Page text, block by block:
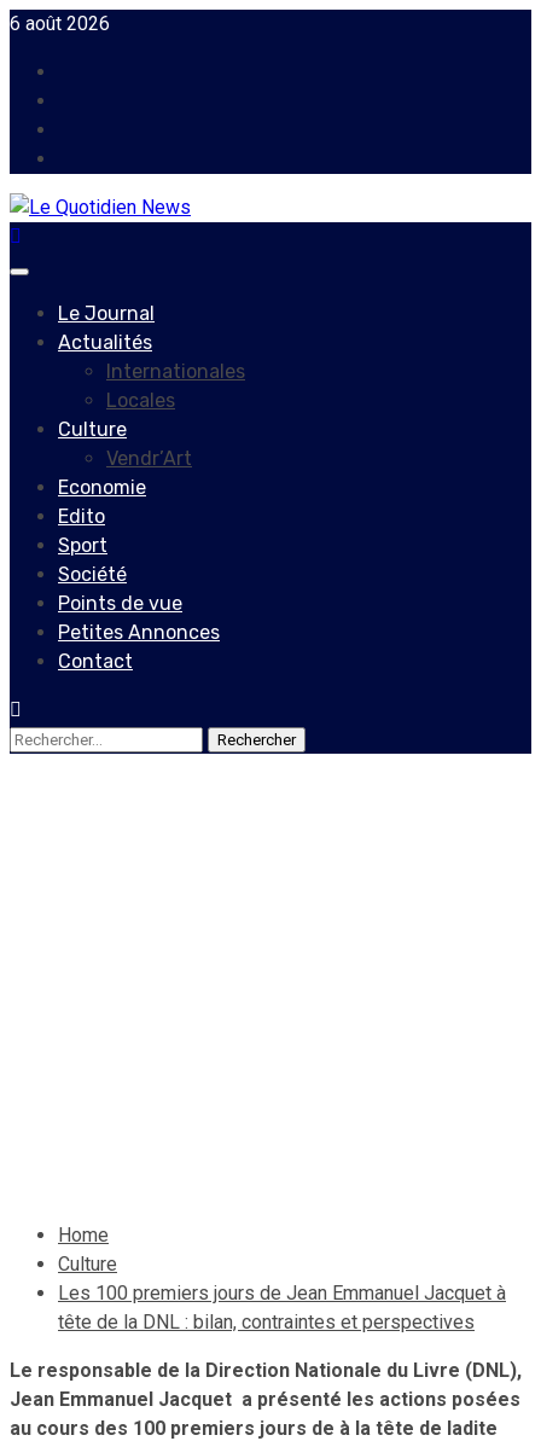
Skip
content
6 août 2026
Primary
Le Journal
Actualités
Internationales
Locales
Culture
Vendr’Art
Economie
Edito
Sport
Société
Points de vue
Petites Annonces
Contact
Rechercher :
Home
Culture
Les 100 premiers jours de Jean Emmanuel Jacquet à
tête de la DNL : bilan, contraintes et perspectives
Le responsable de la Direction Nationale du Livre (DNL),
Jean Emmanuel Jacquet a présenté les actions posées
au cours des 100 premiers jours de à la tête de ladite